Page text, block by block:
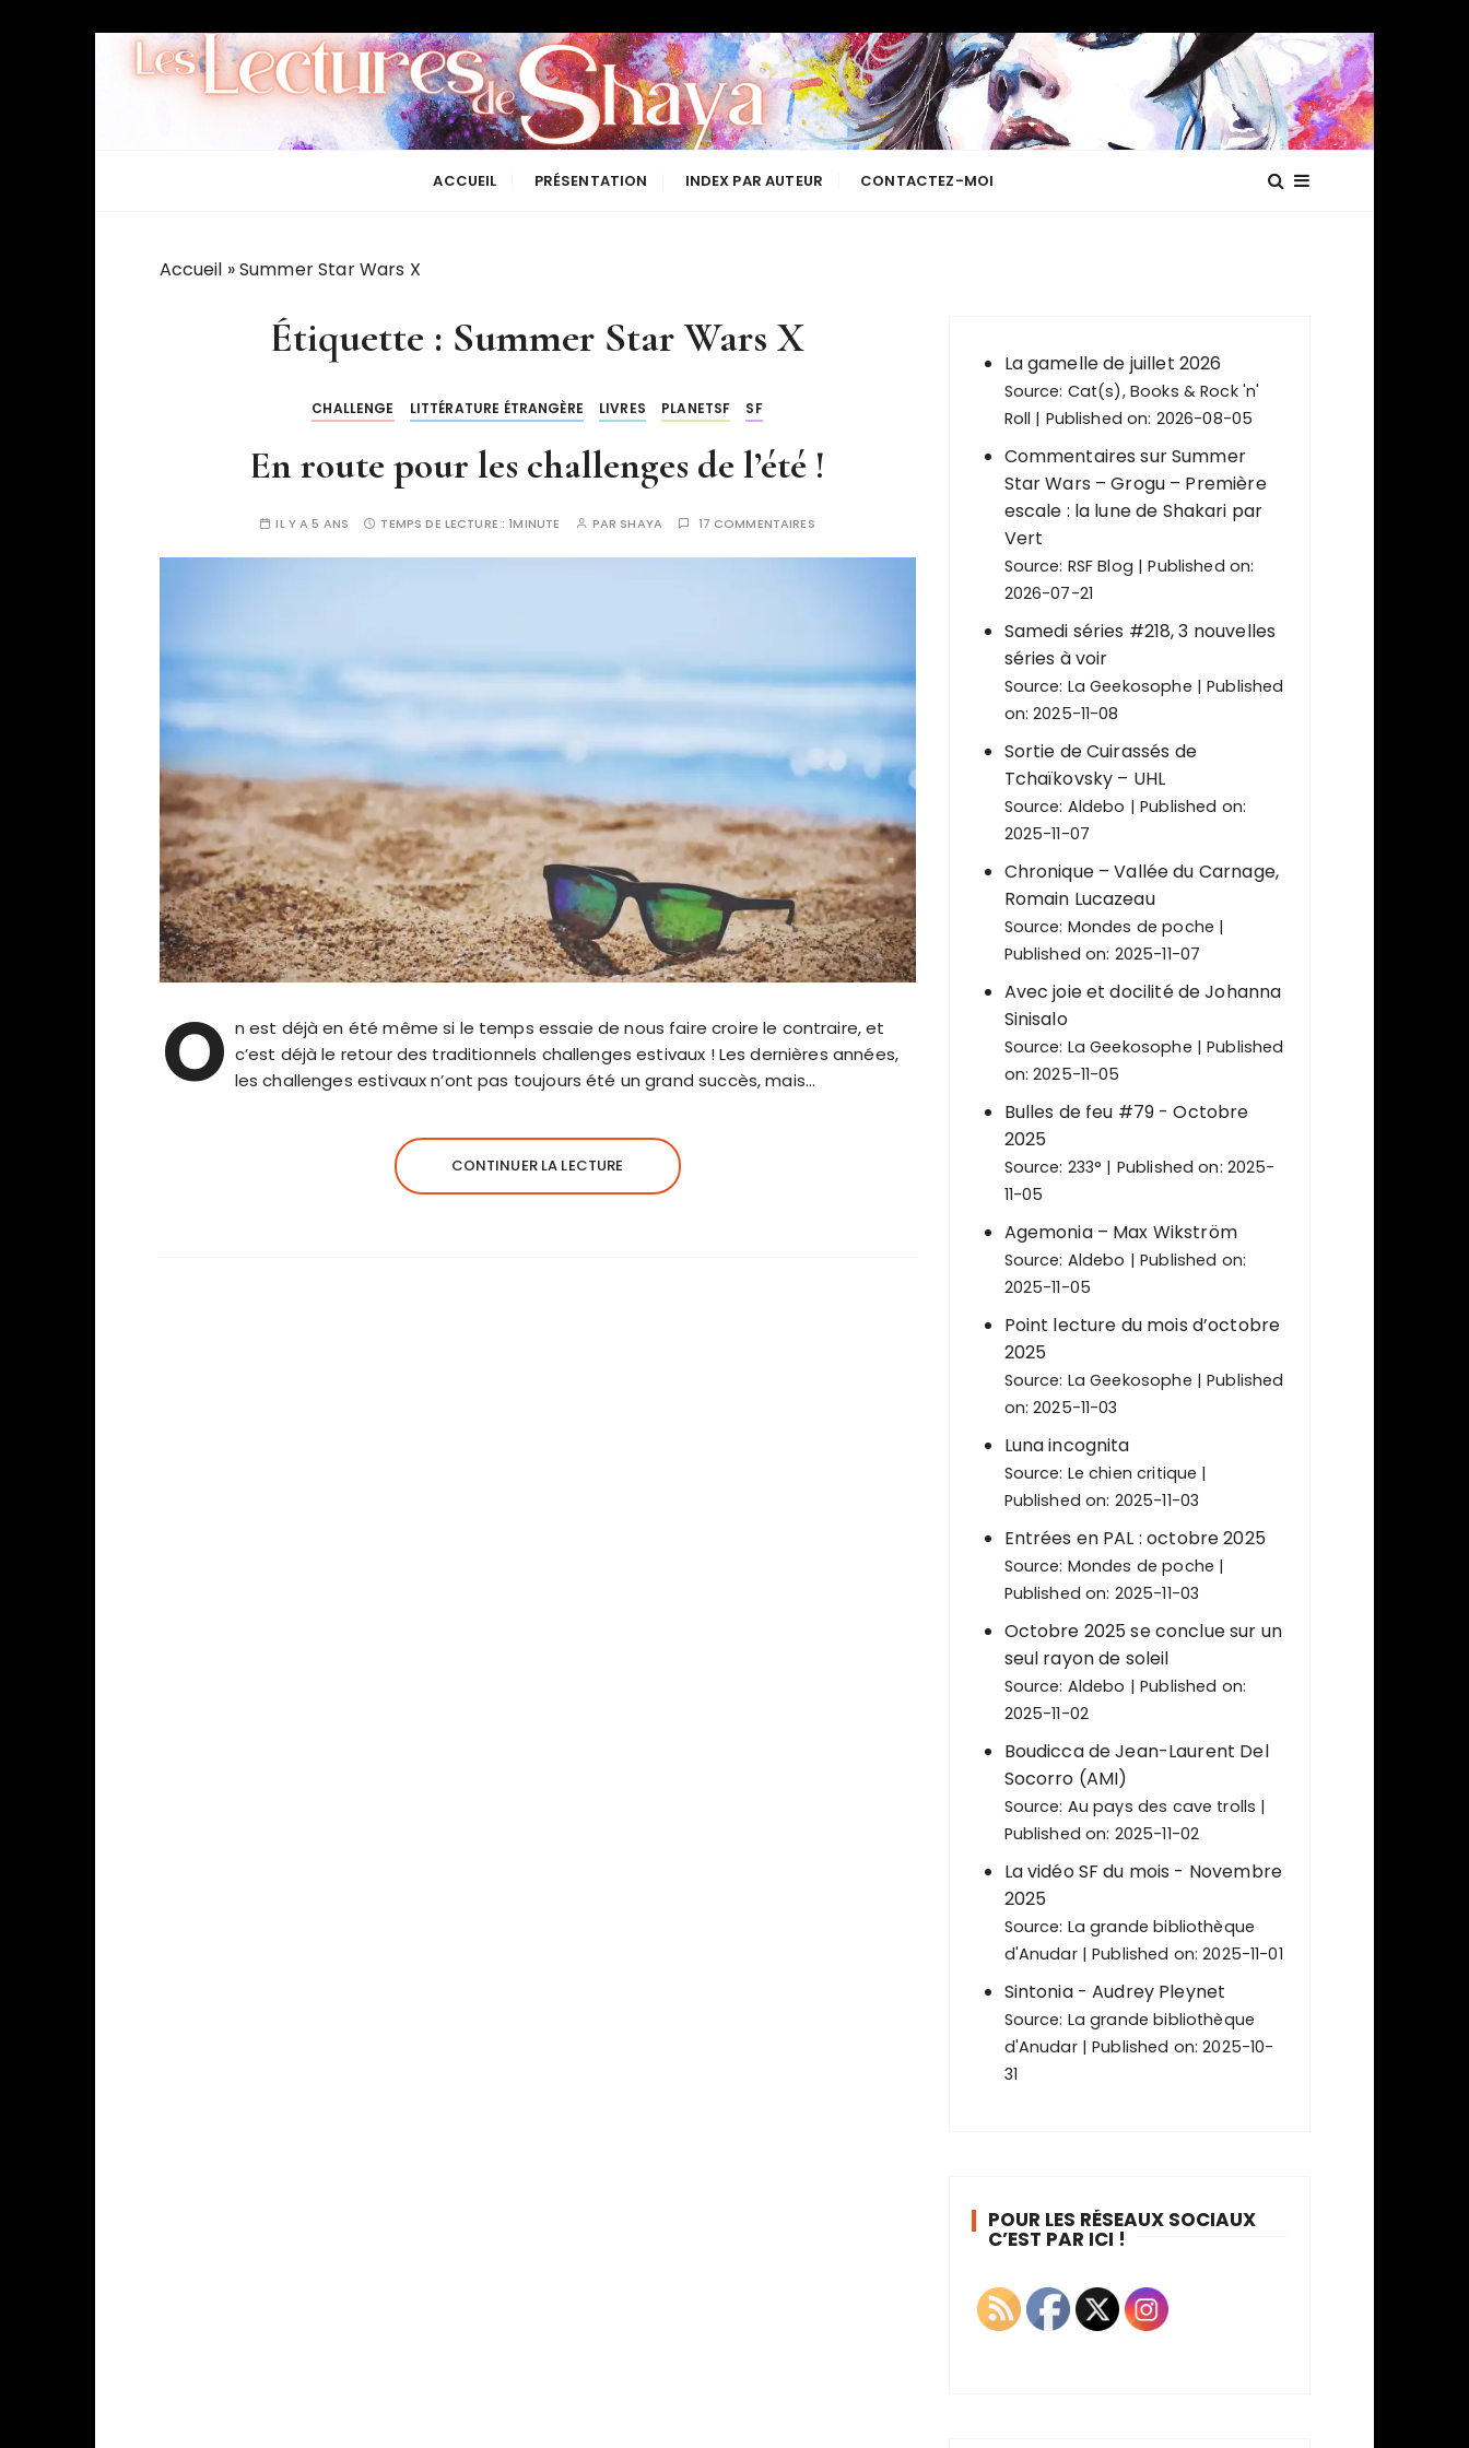
Les lectures de Shaya
ACCUEIL PRÉSENTATION INDEX PAR AUTEUR CONTACTEZ-MOI
Accueil »Summer Star Wars X
Étiquette : Summer Star Wars X
CHALLENGE LITTÉRATURE ÉTRANGÈRE LIVRES PLANETSF SF
En route pour les challenges de l’été !
IL Y A 5 ANS TEMPS DE LECTURE :1MINUTE PAR SHAYA 17 COMMENTAIRES
O n est déjà en été même si le temps essaie de nous faire croire le contraire, et
c’est déjà le retour des traditionnels challenges estivaux ! Les dernières années,
les challenges estivaux n’ont pas toujours été un grand succès, mais…
CONTINUER LA LECTURE
La gamelle de juillet 2026
Source: Cat(s), Books & Rock 'n'
Roll
Published on: 2026-08-05
Commentaires sur Summer
Star Wars – Grogu – Première
escale : la lune de Shakari par
Vert
Source: RSF Blog
Published on:
2026-07-21
Samedi séries #218, 3 nouvelles
séries à voir
Source: La Geekosophe
Published
on: 2025-11-08
Sortie de Cuirassés de
Tchaïkovsky – UHL
Source: Aldebo
Published on:
2025-11-07
Chronique – Vallée du Carnage,
Romain Lucazeau
Source: Mondes de poche
Published on: 2025-11-07
Avec joie et docilité de Johanna
Sinisalo
Source: La Geekosophe
Published
on: 2025-11-05
Bulles de feu #79 - Octobre
2025
Source: 233°
Published on: 2025-
11-05
Agemonia – Max Wikström
Source: Aldebo
Published on:
2025-11-05
Point lecture du mois d’octobre
2025
Source: La Geekosophe
Published
on: 2025-11-03
Luna incognita
Source: Le chien critique
Published on: 2025-11-03
Entrées en PAL : octobre 2025
Source: Mondes de poche
Published on: 2025-11-03
Octobre 2025 se conclue sur un
seul rayon de soleil
Source: Aldebo
Published on:
2025-11-02
Boudicca de Jean-Laurent Del
Socorro (AMI)
Source: Au pays des cave trolls
Published on: 2025-11-02
La vidéo SF du mois - Novembre
2025
Source: La grande bibliothèque
d'Anudar
Published on: 2025-11-01
Sintonia - Audrey Pleynet
Source: La grande bibliothèque
d'Anudar
Published on: 2025-10-
31
POUR LES RÉSEAUX SOCIAUX
C’EST PAR ICI !